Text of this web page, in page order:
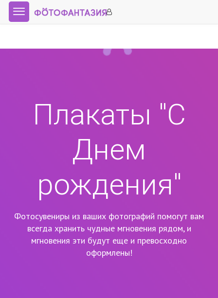
Плакаты "С
Днем
рождения"
Фотосувениры из ваших фотографий помогут вам
всегда хранить чудные мгновения рядом, и
мгновения эти будут еще и превосходно
оформлены!